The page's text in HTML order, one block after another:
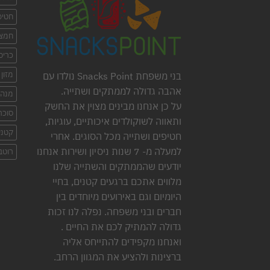
בני משפחת Snacks Point נולדו עם
אהבה גדולה לממתקים ושתייה.
על כן אנחנו מבינים מצוין את החשק
ותאווה לשוקולדים איכותיים, עוגיות,
חטיפים ושתייה מכל הסוגים. אחרי
למעלה מ- 7 שנות ניסיון ושירות אנחנו
יודעים שהממתקים והשתייה שלנו
מלווים אתכם ברגעים קטנים, בחיי
היומיום וגם באירועים מיוחדים בין
חברים ובני משפחה. נפלה לנו זכות
גדולה להמתיק לכם את החיים .
ואנחנו מקפידים להתייחס אליה
ברצינות ולהציע את המגוון הרחב.
מזון